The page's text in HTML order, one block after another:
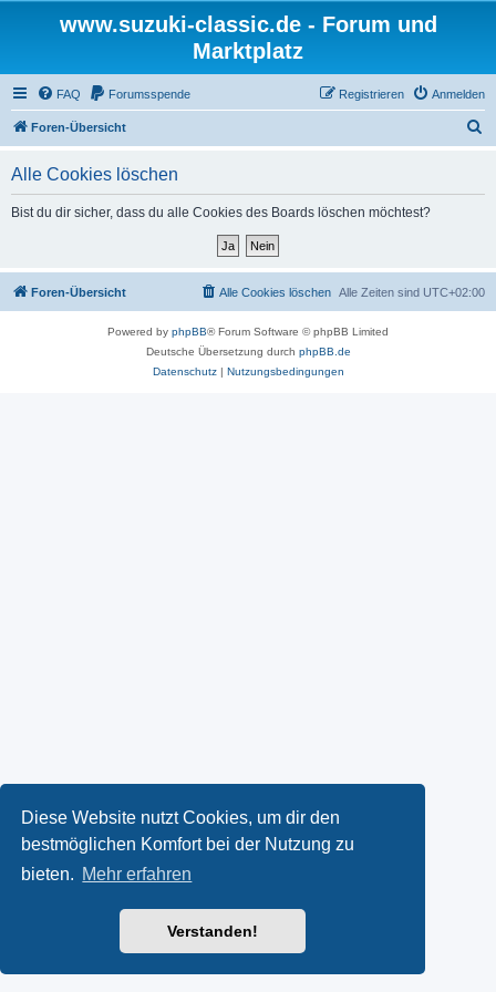
Diese Website nutzt Cookies, um dir den
bestmöglichen Komfort bei der Nutzung zu
bieten. Mehr erfahren
Verstanden!
www.suzuki-classic.de - Forum und
Marktplatz
FAQ Forumsspende Anmelden
Registrieren
Foren-Übersicht
Alle Cookies löschen
Bist du dir sicher, dass du alle Cookies des Boards löschen möchtest?
Foren-Übersicht Alle Zeiten sind UTC+02:00
Alle Cookies löschen
Powered by phpBB® Forum Software © phpBB Limited
Deutsche Übersetzung durch phpBB.de
Datenschutz| Nutzungsbedingungen